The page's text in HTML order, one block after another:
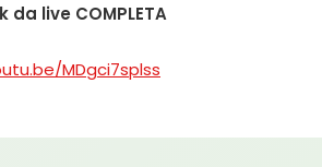
da live COMPLETA
MDgci7splss